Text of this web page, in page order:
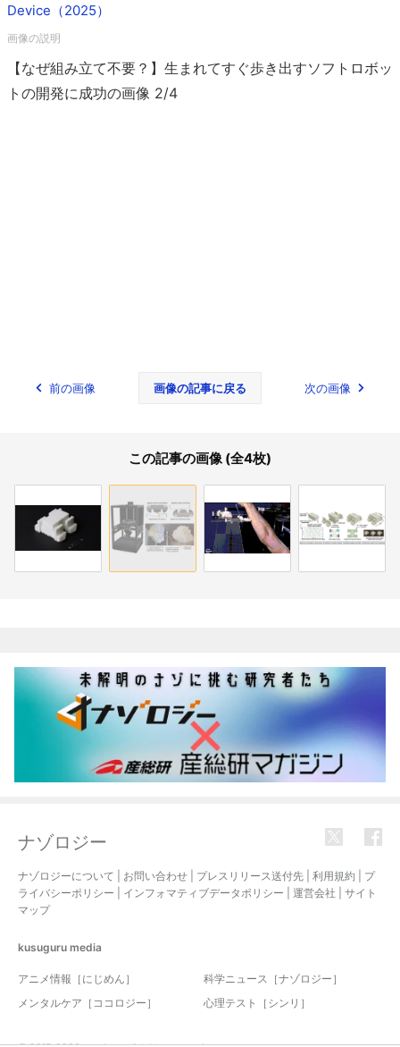
Device（2025）
【なぜ組み立て不要？】生まれてすぐ歩き出すソフトロボッ
トの開発に成功の画像 2/4
前の画像 画像の記事に戻る 次の画像
この記事の画像 (全4枚)
ナゾロジー
ナゾロジーについて お問い合わせ プレスリリース送付先 利用規約
プ
ライバシーポリシー
インフォマティブデータポリシー 運営会社
サイト
マップ
kusuguru media
アニメ情報［にじめん］
科学ニュース［ナゾロジー］
メンタルケア［ココロジー］
心理テスト［シンリ］